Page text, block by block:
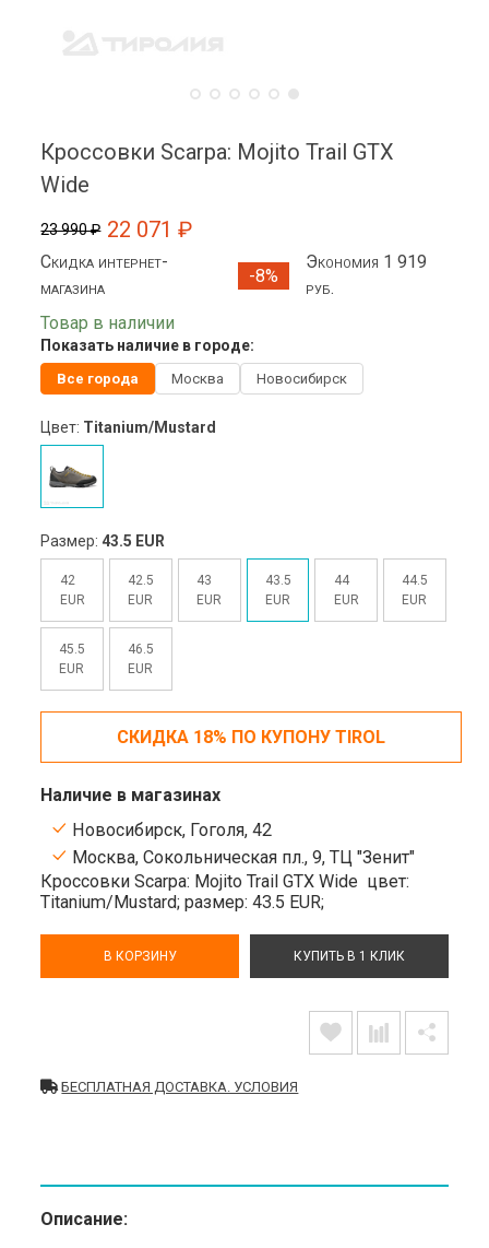
Кроссовки Scarpa: Mojito Trail GTX
Wide
23 990 ₽ 22 071 ₽
Скидка интернет-
магазина
-8%
Экономия 1 919
руб.
Товар в наличии
Показать наличие в городе:
Все города Москва Новосибирск
Цвет: Titanium/Mustard
Размер:43.5 EUR
42
EUR
42.5
EUR
43
EUR
43.5
EUR
44
EUR
44.5
EUR
45.5
EUR
46.5
EUR
СКИДКА 18% ПО КУПОНУ TIROL
Наличие в магазинах
Новосибирск, Гоголя, 42
Москва, Сокольническая пл., 9, ТЦ "Зенит"
Кроссовки Scarpa: Mojito Trail GTX Wide цвет:
Titanium/Mustard;размер: 43.5 EUR;
В КОРЗИНУ КУПИТЬ В 1 КЛИК
БЕСПЛАТНАЯ ДОСТАВКА. УСЛОВИЯ
Описание: